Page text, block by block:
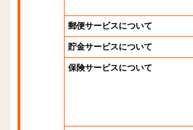
郵便サービスについて
貯金サービスについて
保険サービスについて